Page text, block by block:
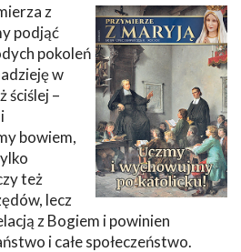
z
podjąć
pokoleń
w
ściślej –
bowiem,
też
lecz
z Bogiem i powinien
i całe społeczeństwo.